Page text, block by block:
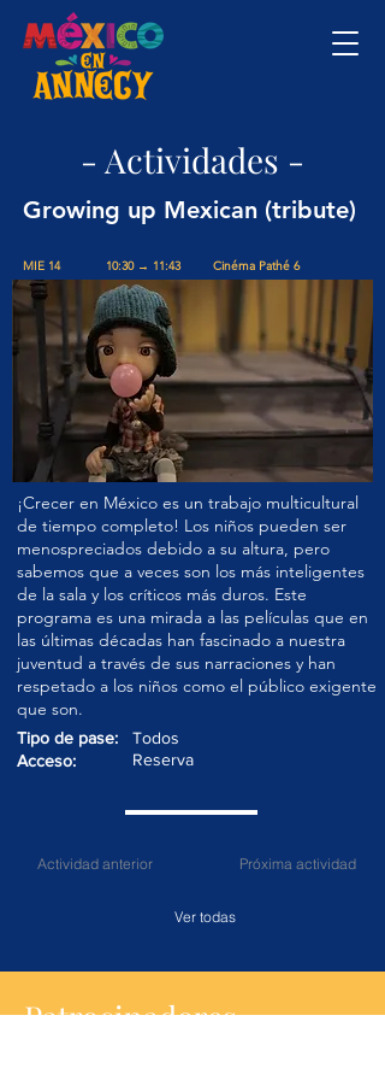
- Actividades -
Growing up Mexican (tribute)
MIE 14 10:30 → 11:43 Cinéma Pathé 6
¡Crecer en México es un trabajo multicultural
de tiempo completo! Los niños pueden ser
menospreciados debido a su altura, pero
sabemos que a veces son los más inteligentes
de la sala y los críticos más duros. Este
programa es una mirada a las películas que en
las últimas décadas han fascinado a nuestra
juventud a través de sus narraciones y han
respetado a los niños como el público exigente
que son.
Tipo de pase:
Acceso:
Todos
Reserva
Actividad anterior Próxima actividad
Ver todas
Patrocinadores